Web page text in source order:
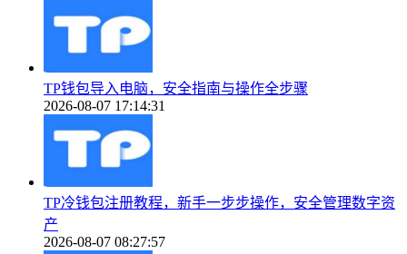
TP钱包导入电脑，安全指南与操作全步骤
2026-08-07 17:14:31
TP冷钱包注册教程，新手一步步操作，安全管理数字资
产
2026-08-07 08:27:57